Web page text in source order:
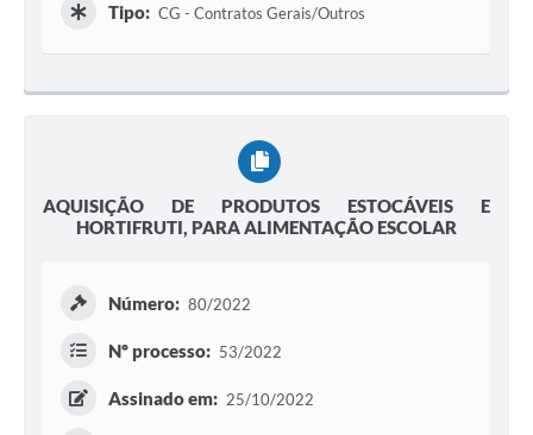
Tipo: CG - Contratos Gerais/Outros
AQUISIÇÃO DE PRODUTOS ESTOCÁVEIS E
HORTIFRUTI, PARA ALIMENTAÇÃO ESCOLAR
Número: 80/2022
Nº processo: 53/2022
Assinado em: 25/10/2022